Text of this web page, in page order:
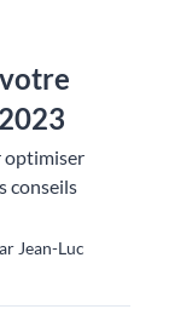
optimiser
conseils
Jean-Luc